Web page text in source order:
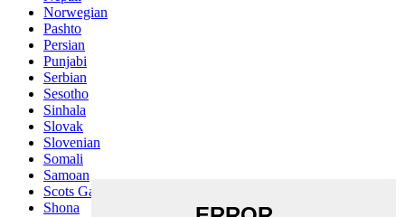
Norwegian
Pashto
Persian
Punjabi
Serbian
Sesotho
Sinhala
Slovak
Slovenian
Somali
Samoan
Scots Gaelic
Shona